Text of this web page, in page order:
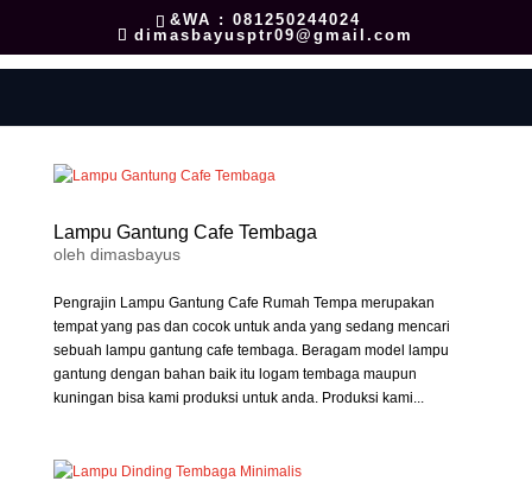
&WA : 081250244024
dimasbayusptr09@gmail.com
Lampu Gantung Cafe Tembaga
oleh dimasbayus
Pengrajin Lampu Gantung Cafe Rumah Tempa merupakan
tempat yang pas dan cocok untuk anda yang sedang mencari
sebuah lampu gantung cafe tembaga. Beragam model lampu
gantung dengan bahan baik itu logam tembaga maupun
kuningan bisa kami produksi untuk anda. Produksi kami...